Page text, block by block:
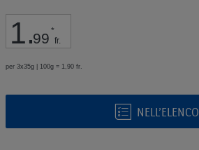
1.99 *
fr.
per 3x35g | 100g = 1,90 fr.
NELL’ELENCO
di
immagini